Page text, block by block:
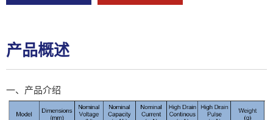
产品概述
一、产品介绍